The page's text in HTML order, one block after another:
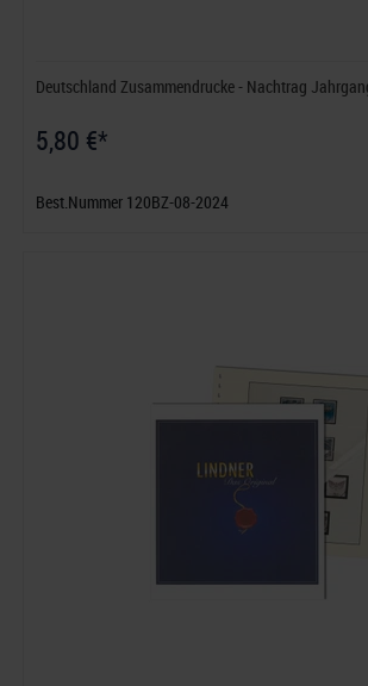
Deutschland Zusammendrucke - Nachtrag
5,80 €*
Best.Nummer 120BZ-08-2024